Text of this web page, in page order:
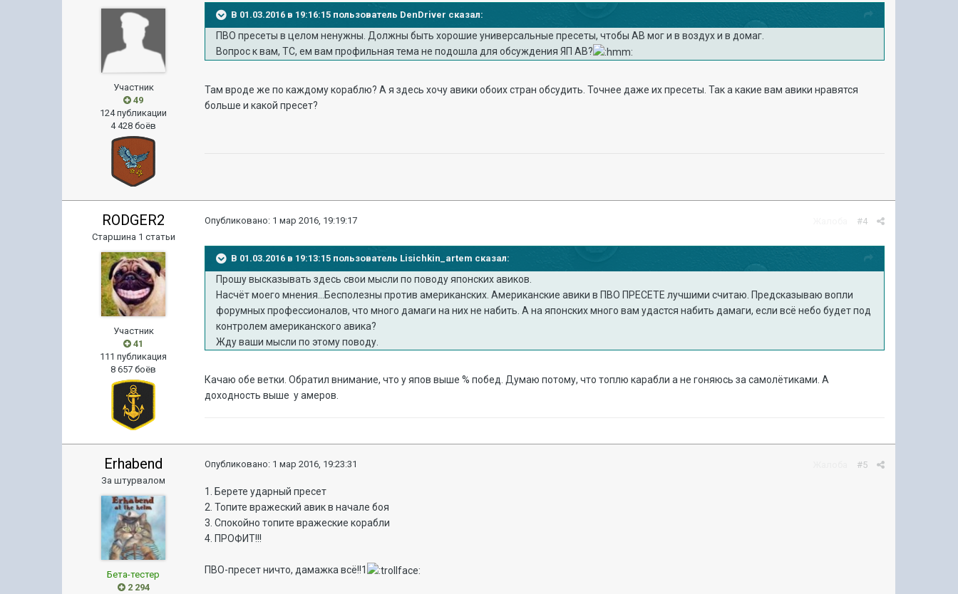
Участник
49
124 публикации
4 428 боёв
В 01.03.2016 в 19:16:15 пользователь DenDriver сказал:
ПВО пресеты в целом ненужны. Должны быть хорошие универсальные пресеты, чтобы АВ мог и в воздух и в домаг.
Вопрос к вам, ТС, ем вам профильная тема не подошла для обсуждения ЯП АВ?
Там вроде же по каждому кораблю? А я здесь хочу авики обоих стран обсудить. Точнее даже их пресеты. Так а какие вам авики нравятся
больше и какой пресет?
RODGER2
Старшина 1 статьи
Участник
41
111 публикация
8 657 боёв
#4
Опубликовано: 1 мар 2016, 19:19:17
В 01.03.2016 в 19:13:15 пользователь Lisichkin_artem сказал:
Прошу высказывать здесь свои мысли по поводу японских авиков.
Насчёт моего мнения...Бесполезны против американских. Американские авики в ПВО ПРЕСЕТЕ лучшими считаю. Предсказываю вопли
форумных профессионалов, что много дамаги на них не набить. А на японских много вам удастся набить дамаги, если всё небо будет под
контролем американского авика?
Жду ваши мысли по этому поводу.
Качаю обе ветки. Обратил внимание, что у япов выше % побед. Думаю потому, что топлю карабли а не гоняюсь за самолётиками. А
доходность выше у амеров.
Erhabend
За штурвалом
Бета-тестер
2 294
#5
Опубликовано: 1 мар 2016, 19:23:31
1. Берете ударный пресет
2. Топите вражеский авик в начале боя
3. Спокойно топите вражеские корабли
4. ПРОФИТ!!!
ПВО-пресет ничто, дамажка всё!!1